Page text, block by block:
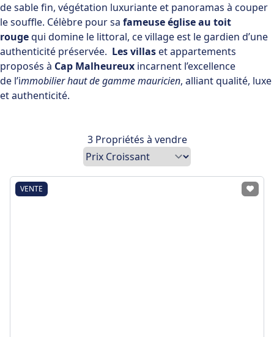
de sable fin, végétation luxuriante et panoramas à couper
le souffle. Célèbre pour sa fameuse église au toit
rougequi domine le littoral, ce village est le gardien d’une
authenticité préservée. Les villaset appartements
proposés à Cap Malheureux incarnent l’excellence
de l’immobilier haut de gamme mauricien, alliant qualité, luxe
et authenticité.
3 Propriétés à vendre
VENTE